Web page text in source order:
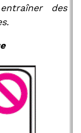
des